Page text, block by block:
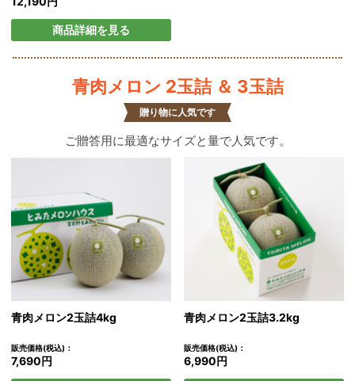
商品詳細を見る
青肉メロン 2玉詰 ＆ 3玉詰
贈り物に人気です
ご贈答用に最適なサイズと量で人気です。
青肉メロン2玉詰4kg
販売価格(税込)：
7,690円
青肉メロン2玉詰3.2kg
販売価格(税込)：
6,990円